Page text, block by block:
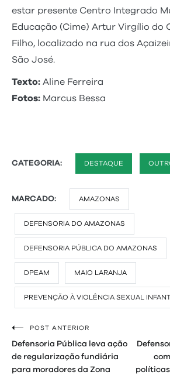
estar presente Centro Integrado
Educação (Cime) Artur Virgílio do
Filho, localizado na rua dos
São José.
Texto: Aline Ferreira
Fotos: Marcus Bessa
CATEGORIA: DESTAQUE
MARCADO: AMAZONAS
DEFENSORIA DO AMAZONAS
DEFENSORIA PÚBLICA DO AMAZONAS
DPEAM MAIO LARANJA
PREVENÇÃO À VIOLÊNCIA SEXUAL
Navegação
de
POST ANTERIOR
Defensoria Pública leva ação
de regularização fundiária
para moradores da Zona